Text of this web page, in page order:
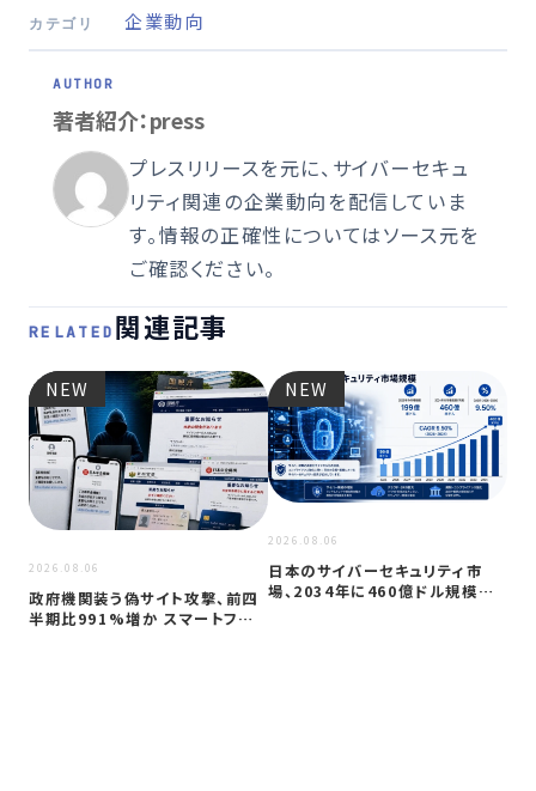
カテゴリ 企業動向
著者紹介：press
プレスリリースを元に、サイバーセキュ
リティ関連の企業動向を配信していま
す。情報の正確性についてはソース元を
ご確認ください。
RELATED 関連記事
NEW
2026.08.06
政府機関装う偽サイト攻撃、前四
半期比991%増か スマートフォン
NEW
2026.08.06
日本のサイバーセキュリティ市
場、2034年に460億ドル規模へ